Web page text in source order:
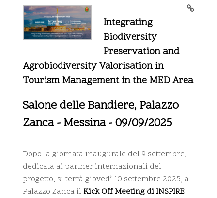
Integrating
Biodiversity
Preservation and
Agrobiodiversity Valorisation in
Tourism Management in the MED Area
Salone delle Bandiere, Palazzo
Zanca - Messina - 09/09/2025
Dopo la giornata inaugurale del 9 settembre,
dedicata ai partner internazionali del
progetto, si terrà giovedì 10 settembre 2025, a
Palazzo Zanca il Kick Off Meeting di INSPIRE–